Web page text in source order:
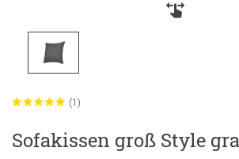
(1)
Sofakissen groß Style